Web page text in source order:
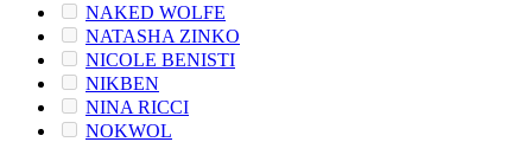
NAKED WOLFE
NATASHA ZINKO
NICOLE BENISTI
NIKBEN
NINA RICCI
NOKWOL